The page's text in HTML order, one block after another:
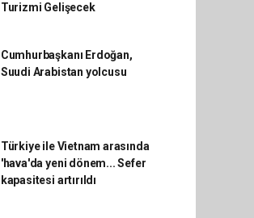
Turizmi Gelişecek
Cumhurbaşkanı Erdoğan,
Suudi Arabistan yolcusu
Türkiye ile Vietnam arasında
'hava'da yeni dönem... Sefer
kapasitesi artırıldı